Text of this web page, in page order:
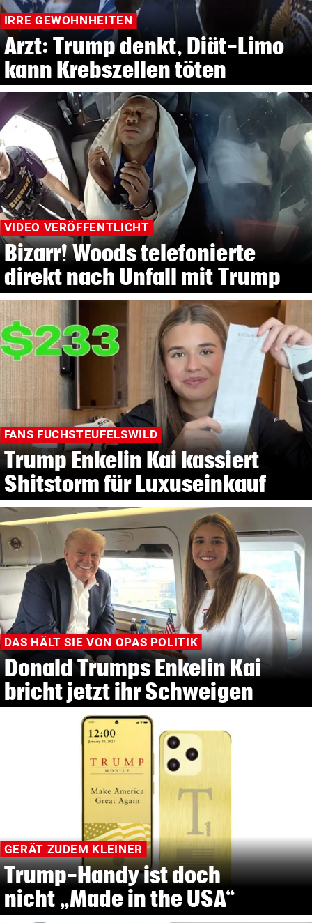
IRRE GEWOHNHEITEN
Arzt: Trump denkt, Diät-Limo
kann Krebszellen töten
VIDEO VERÖFFENTLICHT
Bizarr! Woods telefonierte
direkt nach Unfall mit Trump
FANS FUCHSTEUFELSWILD
Trump Enkelin Kai kassiert
Shitstorm für Luxuseinkauf
DAS HÄLT SIE VON OPAS POLITIK
Donald Trumps Enkelin Kai
bricht jetzt ihr Schweigen
GERÄT ZUDEM KLEINER
Trump-Handy ist doch
nicht „Made in the USA“